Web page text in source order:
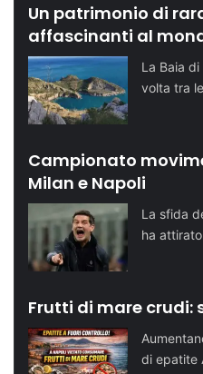
Un patrimonio di
affascinanti al
La Baia
volta tra
Campionato
Milan e Napoli
La sfida
ha
Frutti di mare crudi:
di epatite